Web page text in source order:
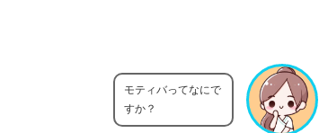
モティバってなにで
すか？